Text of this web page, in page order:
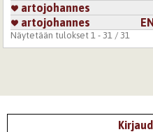
artojohannes
artojohannes
Näytetään tulokset 1 - 31 / 31